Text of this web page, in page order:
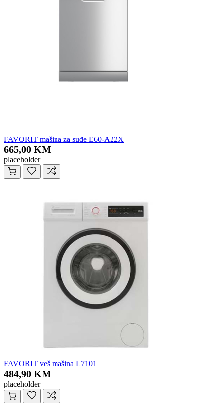
FAVORIT mašina za suđe E60-A22X
665,00 KM
placeholder
FAVORIT veš mašina L7101
484,90 KM
placeholder